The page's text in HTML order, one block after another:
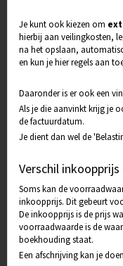
Je kunt ook kiezen om
hierbij aan veilingkosten,
na het opslaan,
en kun je hier regels aan
Daaronder is er ook een
Als je die aanvinkt krijg je
de factuurdatum.
Je dient dan wel de
Verschil
Soms kan de
inkoopprijs. Dit gebeurt
De inkoopprijs is de prijs
voorraadwaarde is de
boekhouding staat.
Een afschrijving kan je